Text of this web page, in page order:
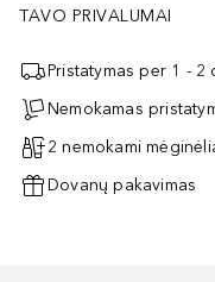
TAVO PRIVALUMAI
Pristatymas per 1 -
Nemokamas
2 nemokami
Dovanų pakavimas